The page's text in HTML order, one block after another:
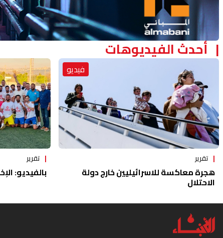
أحدث الفيديوهات
فيديو
تقرير
هجرة معاكسة للاسرائيليين خارج دولة
الاحتلال
تقرير
بالفيديو: